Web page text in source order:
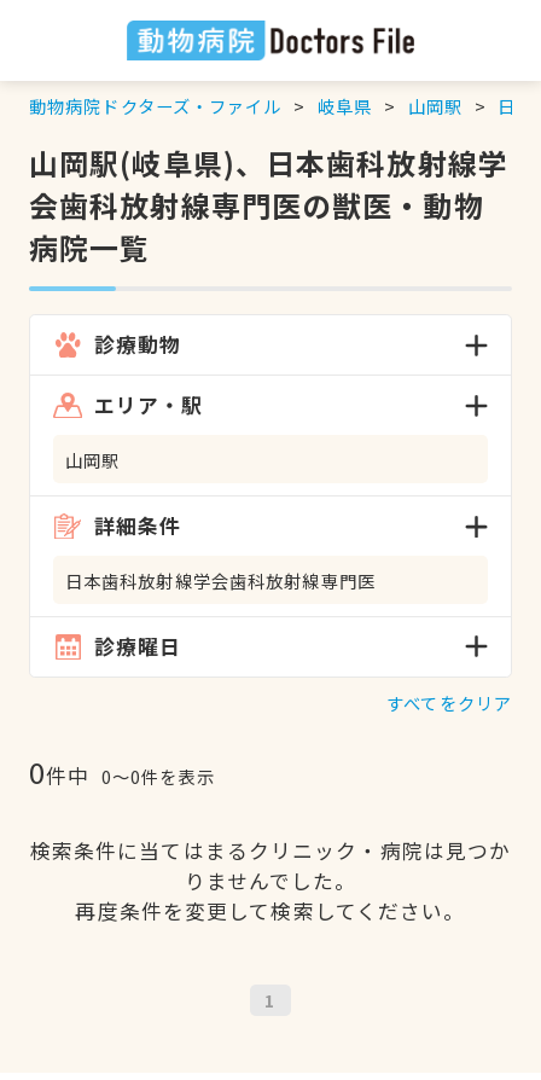
動物病院ドクターズ・ファイル 岐阜県 山岡駅 日本
山岡駅(岐阜県)、日本歯科放射線学
会歯科放射線専門医の獣医・動物
病院一覧
診療動物
エリア・駅
山岡駅
詳細条件
日本歯科放射線学会歯科放射線専門医
診療曜日
すべてをクリア
0件中 0〜0件を表示
検索条件に当てはまるクリニック・病院は見つか
りませんでした。
再度条件を変更して検索してください。
1